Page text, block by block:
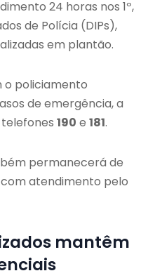
24 horas nos 1º,
de Polícia (DIPs),
em plantão.
o policiamento
de emergência, a
190 e 181.
permanecerá de
atendimento pelo
mantêm